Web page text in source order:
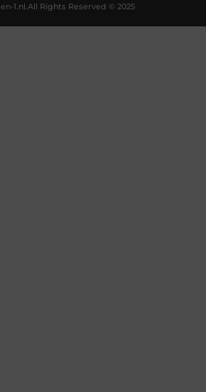
All Rights Reserved © 2025
1.nl.